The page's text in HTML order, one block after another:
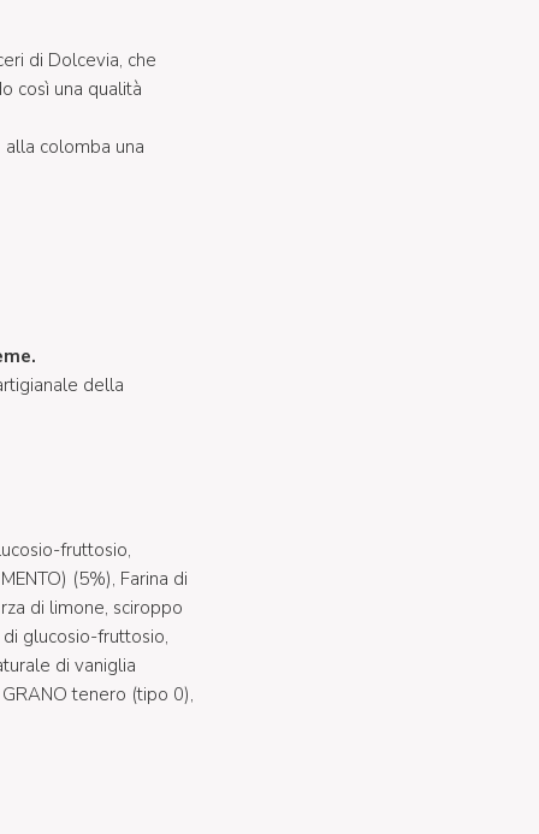
di Dolcevia, che
così una qualità
colomba una
della
fruttosio,
(5%), Farina di
di limone, sciroppo
glucosio-fruttosio,
di vaniglia
tenero (tipo 0),